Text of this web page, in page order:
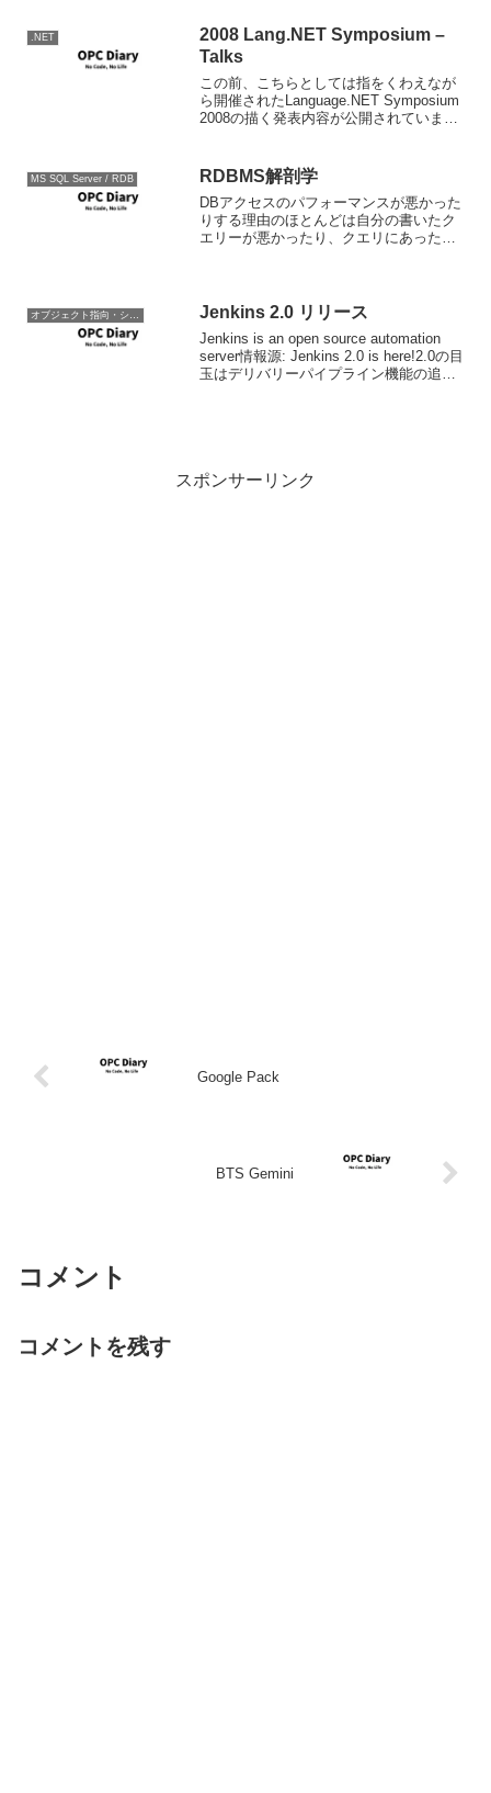
.NET
2008 Lang.NET Symposium –
Talks
この前、こちらとしては指をくわえなが
ら開催されたLanguage.NET Symposium
2008の描く発表内容が公開されていまし
い...
MS SQL Server / RDB RDBMS解剖学
DBアクセスのパフォーマンスが悪かった
りする理由のほとんどは自分の書いたク
エリーが悪かったり、クエリにあったイ
を最適化してくれる...
Jenkins 2.0 リリース
Jenkins is an open source automation
server情報源: Jenkins 2.0 is here!2.0の目
玉はデリバリーパイプライン機能の追
スポンサーリンク
Google Pack
BTS Gemini
コメント
コメントを残す